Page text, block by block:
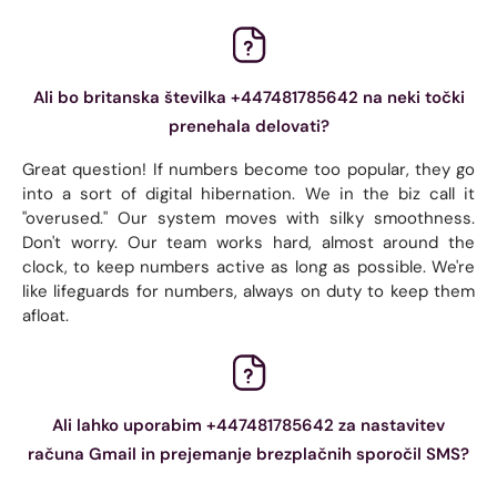
Ali bo britanska številka +447481785642 na neki točki
prenehala delovati?
Great question! If numbers become too popular, they go
into a sort of digital hibernation. We in the biz call it
"overused." Our system moves with silky smoothness.
Don't worry. Our team works hard, almost around the
clock, to keep numbers active as long as possible. We're
like lifeguards for numbers, always on duty to keep them
afloat.
Ali lahko uporabim +447481785642 za nastavitev
računa Gmail in prejemanje brezplačnih sporočil SMS?